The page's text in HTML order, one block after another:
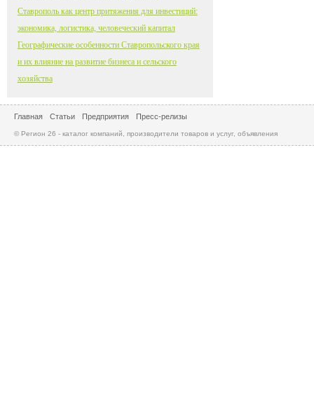
Ставрополь как центр притяжения для инвестиций:
экономика, логистика, человеческий капитал
Географические особенности Ставропольского края
и их влияние на развитие бизнеса и сельского
хозяйства
Главная Статьи Предприятия Пресс-релизы
© Регион 26 - каталог компаний, производители товаров и услуг, объявления